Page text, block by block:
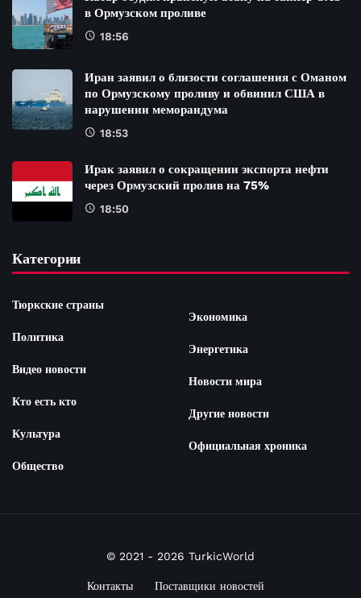
в Ормузском проливе
18:56
Иран заявил о близости соглашения с Оманом
по Ормузскому проливу и обвинил США в
нарушении меморандума
18:53
Ирак заявил о сокращении экспорта нефти
через Ормузский пролив на 75%
18:50
Категории
Тюркские страны
Политика
Видео новости
Кто есть кто
Культура
Общество
Экономика
Энергетика
Новости мира
Другие новости
Официальная хроника
© 2021 - 2026 TurkicWorld
Контакты Поставщики новостей